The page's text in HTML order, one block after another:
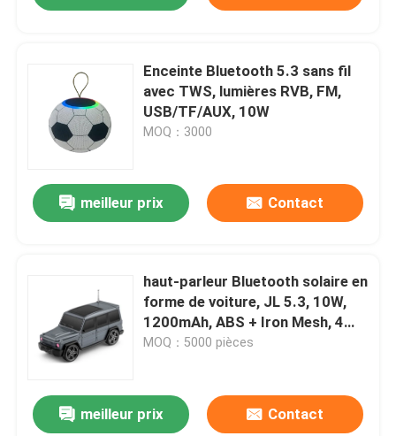
Enceinte Bluetooth 5.3 sans fil
avec TWS, lumières RVB, FM,
USB/TF/AUX, 10W
MOQ：3000
meilleur prix Contact
haut-parleur Bluetooth solaire en
forme de voiture, JL 5.3, 10W,
1200mAh, ABS + Iron Mesh, 4
couleurs
MOQ：5000 pièces
meilleur prix Contact